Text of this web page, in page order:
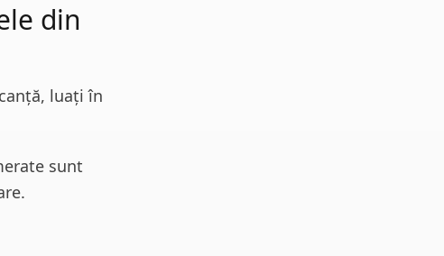
din
luați în
sunt